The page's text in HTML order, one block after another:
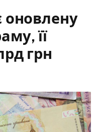
оновлену
її
грн